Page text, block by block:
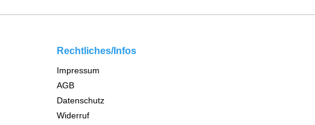
Rechtliches/Infos
Impressum
AGB
Datenschutz
Widerruf